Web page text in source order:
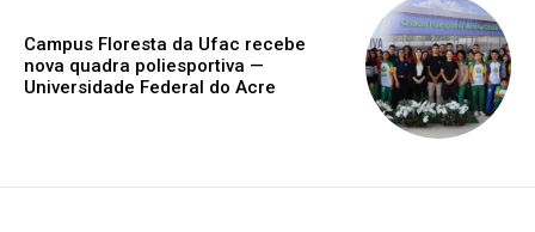
Campus Floresta da Ufac recebe
nova quadra poliesportiva —
Universidade Federal do Acre